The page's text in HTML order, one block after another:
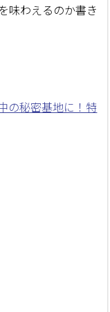
味わえるのか書き
の秘密基地に！特